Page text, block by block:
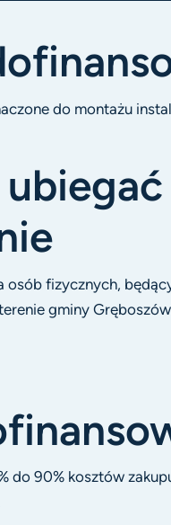
do montażu
osób fizycznych,
gminy
do 90% kosztów